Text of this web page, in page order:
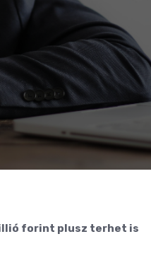
forint plusz terhet is